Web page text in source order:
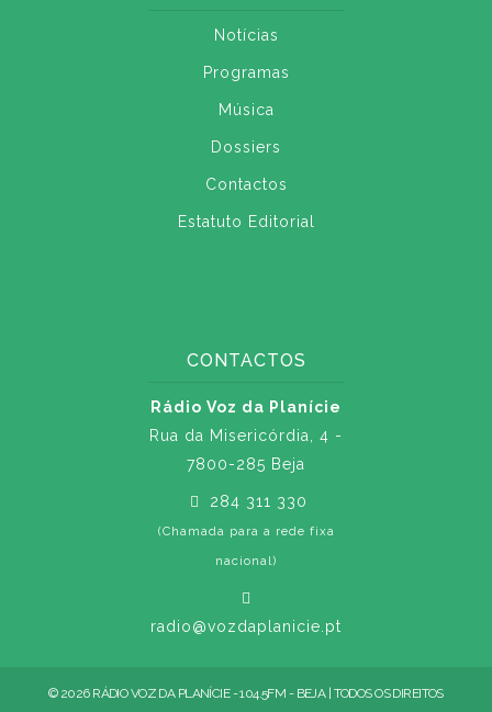
Notícias
Programas
Música
Dossiers
Contactos
Estatuto Editorial
CONTACTOS
Rádio Voz da Planície
Rua da Misericórdia, 4 -
7800-285 Beja
284 311 330
(Chamada para a rede fixa
nacional)
radio@vozdaplanicie.pt
© 2026 RÁDIO VOZ DA PLANÍCIE - 104.5FM - BEJA | TODOS OS DIREITOS